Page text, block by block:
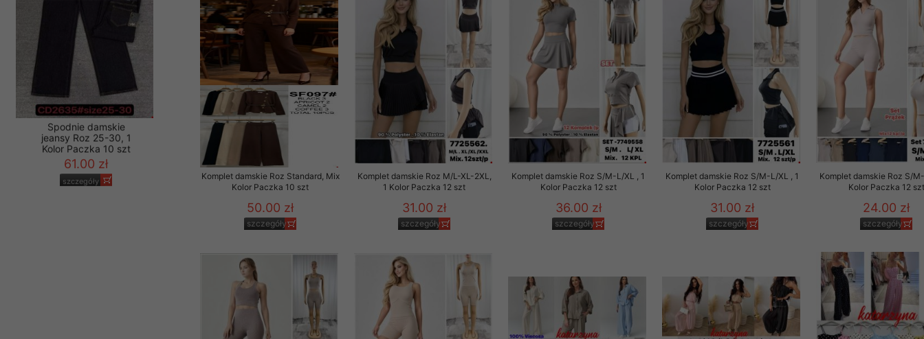
Spodnie damskie
jeansy Roz 25-30, 1
Komplet damskie Roz Standard, Mix
Kolor Paczka 10 szt
50.00 zł
szczegóły
Komplet damskie Roz M/L-XL-2XL,
1 Kolor Paczka 12 szt
31.00 zł
szczegóły
Komplet damskie Roz S/M-L/XL , 1
Kolor Paczka 12 szt
36.00 zł
szczegóły
Komplet damskie Roz S/M-L/XL , 1
Kolor Paczka 12 szt
31.00 zł
szczegóły
Komplet damskie Roz S/
Kolor Paczka 12 szt
24.00 zł
szczegóły